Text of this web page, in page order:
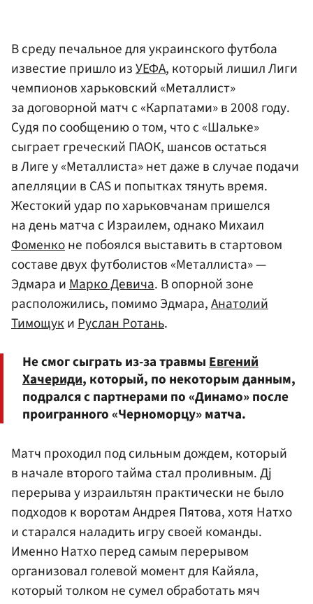
В среду печальное для украинского футбола
известие пришло изУЕФА, который лишил Лиги
чемпионов харьковский «Металлист»
за договорной матч с «Карпатами» в 2008 году.
Судя по сообщению о том, что с «Шальке»
сыграет греческий ПАОК, шансов остаться
в Лиге у «Металлиста» нет даже в случае подачи
апелляции в CAS и попытках тянуть время.
Жестокий удар по харьковчанам пришелся
на день матча с Израилем, однако Михаил
Фоменконе побоялся выставить в стартовом
составе двух футболистов «Металлиста» —
Эдмара иМарко Девича. В опорной зоне
расположились, помимо Эдмара,Анатолий
ТимощукиРуслан Ротань.
Не смог сыграть из-за травмыЕвгений
Хачериди, который, по некоторым данным,
подрался с партнерами по «Динамо» после
проигранного «Черноморцу» матча.
Матч проходил под сильным дождем, который
в начале второго тайма стал проливным. Дj
перерыва у израильтян практически не было
подходов к воротам Андрея Пятова, хотя Натхо
и старался наладить игру своей команды.
Именно Натхо перед самым перерывом
организовал голевой момент для Кайяла,
который толком не сумел обработать мяч